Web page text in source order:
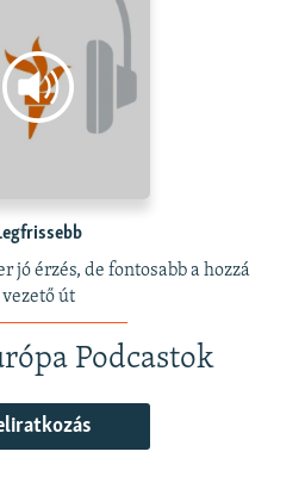
jó érzés, de fontosabb a hozzá
vezető út
Podcastok